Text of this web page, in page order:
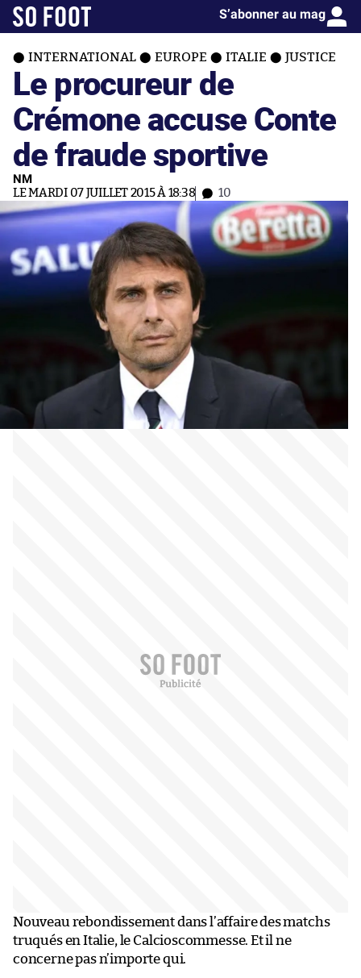
S’abonner au mag
INTERNATIONAL EUROPE ITALIE JUSTICE
Le procureur de
Crémone accuse Conte
de fraude sportive
NM
LE MARDI 07 JUILLET 2015 À 18:38 10
Nouveau rebondissement dans l’affaire des matchs
truqués en Italie, le Calcioscommesse. Et il ne
concerne pas n’importe qui.